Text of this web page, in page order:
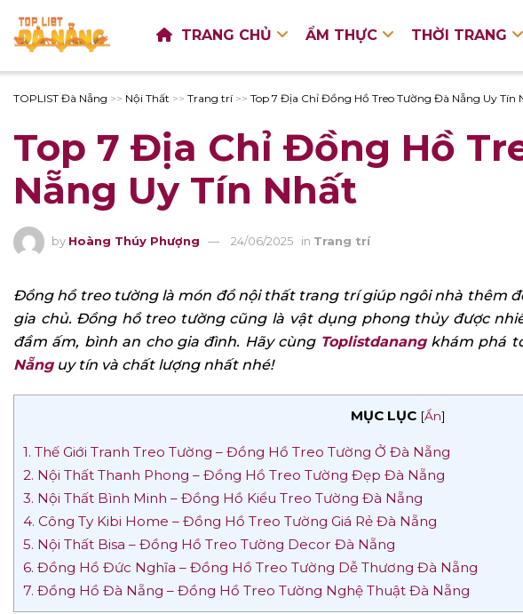
TRANG CHỦ ẨM THỰC THỜI TRANG
TOPLIST Đà Nẵng >> Nội Thất >> Trang trí >> Top 7 Địa Chỉ Đồng Hồ Treo Tường Đà Nẵng Uy Tín
Top 7 Địa Chỉ Đồng Hồ
Nẵng Uy Tín Nhất
by Hoàng Thúy Phượng 24/06/2025 in Trang trí
Đồng hồ treo tường là món đồ nội thất trang trí giúp ngôi nhà thêm
gia chủ. Đồng hồ treo tường cũng là vật dụng phong thủy được
đầm ấm, bình an cho gia đình. Hãy cùng Toplistdanang khám phá
Nẵnguy tín và chất lượng nhất nhé!
MỤC LỤC [Ẩn]
1. Thế Giới Tranh Treo Tường – Đồng Hồ Treo Tường Ở Đà Nẵng
2. Nội Thất Thanh Phong – Đồng Hồ Treo Tường Đẹp Đà Nẵng
3. Nội Thất Bình Minh – Đồng Hồ Kiểu Treo Tường Đà Nẵng
4. Công Ty Kibi Home – Đồng Hồ Treo Tường Giá Rẻ Đà Nẵng
5. Nội Thất Bisa – Đồng Hồ Treo Tường Decor Đà Nẵng
6. Đồng Hồ Đức Nghĩa – Đồng Hồ Treo Tường Dễ Thương Đà Nẵng
7. Đồng Hồ Đà Nẵng – Đồng Hồ Treo Tường Nghệ Thuật Đà Nẵng